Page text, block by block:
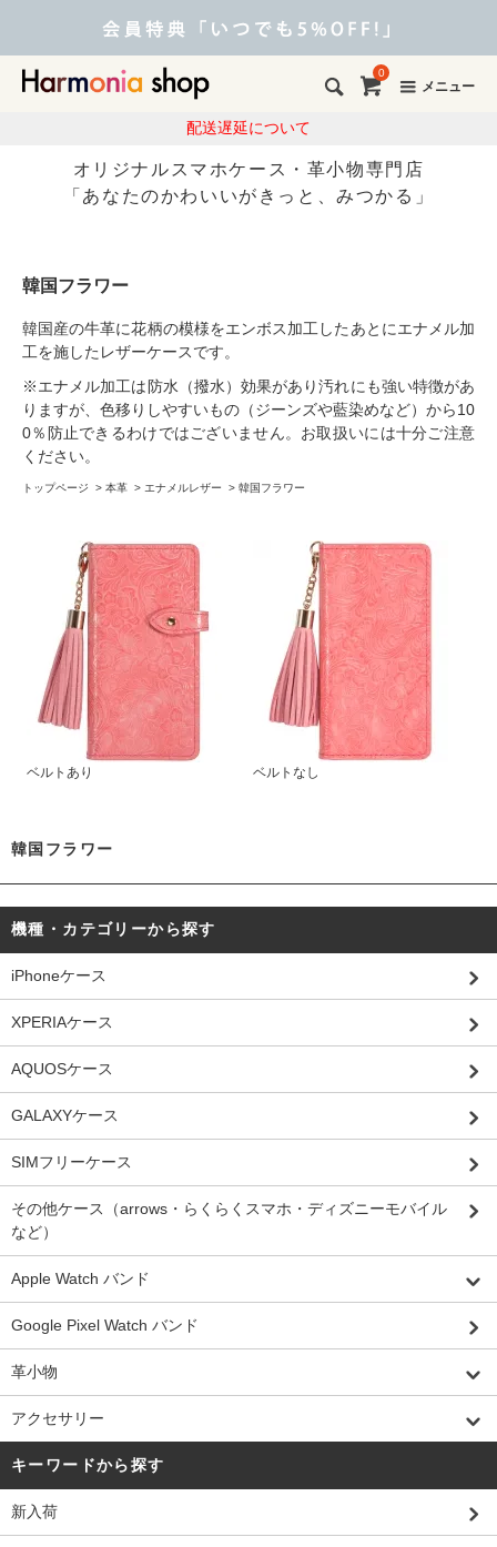
メニュー
0
配送遅延について
オリジナルスマホケース・革小物専門店
「あなたのかわいいがきっと、みつかる」
韓国フラワー
韓国産の牛革に花柄の模様をエンボス加工したあとにエナメル加
工を施したレザーケースです。
※エナメル加工は防水（撥水）効果があり汚れにも強い特徴があ
りますが、色移りしやすいもの（ジーンズや藍染めなど）から10
0％防止できるわけではございません。お取扱いには十分ご注意
ください。
トップページ > 本革 > エナメルレザー > 韓国フラワー
ベルトあり ベルトなし
韓国フラワー
機種・カテゴリーから探す
iPhoneケース
XPERIAケース
AQUOSケース
GALAXYケース
SIMフリーケース
その他ケース（arrows・らくらくスマホ・ディズニーモバイル
など）
Apple Watch バンド
Google Pixel Watch バンド
革小物
アクセサリー
キーワードから探す
新入荷